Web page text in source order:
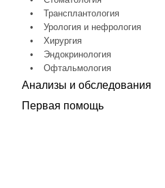
•
Трансплантология
•
Урология и нефрология
•
Хирургия
•
Эндокринология
•
Офтальмология
Анализы и обследования
Первая помощь